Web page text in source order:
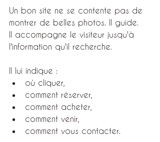
Un bon site ne se contente pas de
montrer de belles photos. Il guide.
Il accompagne le visiteur jusqu'à
l'information qu'il recherche.
Il lui indique :
où cliquer,
comment réserver,
comment acheter,
comment venir,
comment vous contacter.